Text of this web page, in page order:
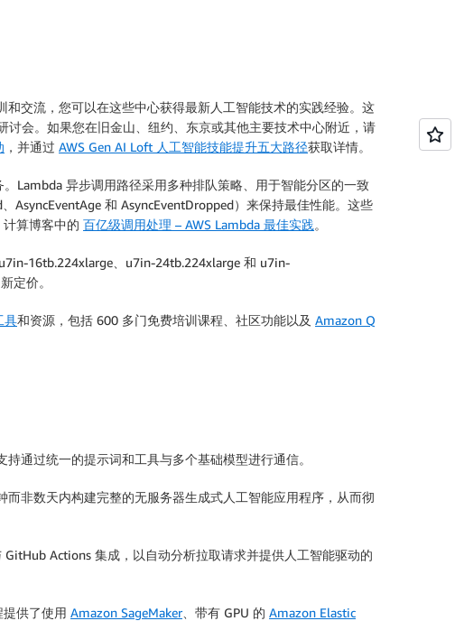
交流，您可以在这些中心获得最新人工智能技术的实践经验。这
讨会。如果您在旧金山、纽约、东京或其他主要技术中心附近，请
，并通过 AWS Gen AI Loft 人工智能技能提升五大路径获取详情。
Lambda 异步调用路径采用多种排队策略、用于智能分区的一致
AsyncEventAge 和 AsyncEventDropped）来保持最佳性能。这些
算博客中的 百亿级调用处理 – AWS Lambda 最佳实践。
16tb.224xlarge、u7in-24tb.224xlarge 和 u7in-
定价。
具和资源，包括 600 多门免费培训课程、社区功能以及 Amazon Q
通过统一的提示词和工具与多个基础模型进行通信。
非数天内构建完整的无服务器生成式人工智能应用程序，从而彻
Actions 集成，以自动分析拉取请求并提供人工智能驱动的
供了使用 Amazon SageMaker、带有 GPU 的 Amazon Elastic